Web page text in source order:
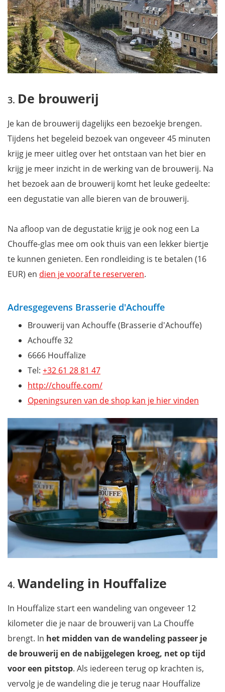
De brouwerij
Je kan de brouwerij dagelijks een bezoekje brengen.
Tijdens het begeleid bezoek van ongeveer 45 minuten
krijg je meer uitleg over het ontstaan van het bier en
krijg je meer inzicht in de werking van de brouwerij. Na
het bezoek aan de brouwerij komt het leuke gedeelte:
een degustatie van alle bieren van de brouwerij.
Na afloop van de degustatie krijg je ook nog een La
Chouffe-glas mee om ook thuis van een lekker biertje
te kunnen genieten. Een rondleiding is te betalen (16
EUR) en dien je vooraf te reserveren.
Adresgegevens Brasserie d'Achouffe
Brouwerij van Achouffe (Brasserie d'Achouffe)
Achouffe 32
6666 Houffalize
Tel: +32 61 28 81 47
http://chouffe.com/
Openingsuren van de shop kan je hier vinden
Wandeling in Houffalize
In Houffalize start een wandeling van ongeveer 12
kilometer die je naar de brouwerij van La Chouffe
brengt. In het midden van de wandeling passeer je
de brouwerij en de nabijgelegen kroeg, net op tijd
voor een pitstop. Als iedereen terug op krachten is,
vervolg je de wandeling die je terug naar Houffalize